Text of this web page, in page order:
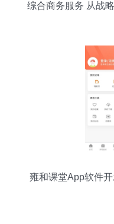
综合商务服务 从战
雍和课堂App软件